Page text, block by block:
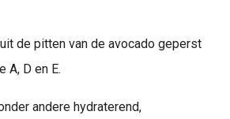
de pitten van de avocado geperst
A, D en E.
andere hydraterend,